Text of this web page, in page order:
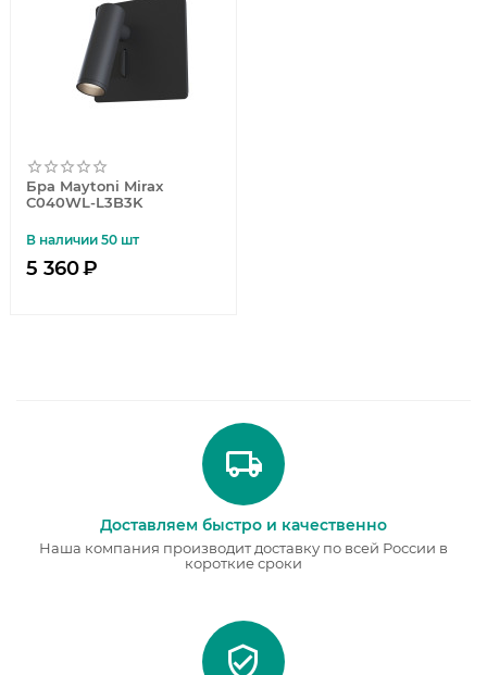
Бра Maytoni Mirax
C040WL-L3B3K
В наличии 50 шт
5 360₽
Доставляем быстро и качественно
Наша компания производит доставку по всей России в
короткие сроки